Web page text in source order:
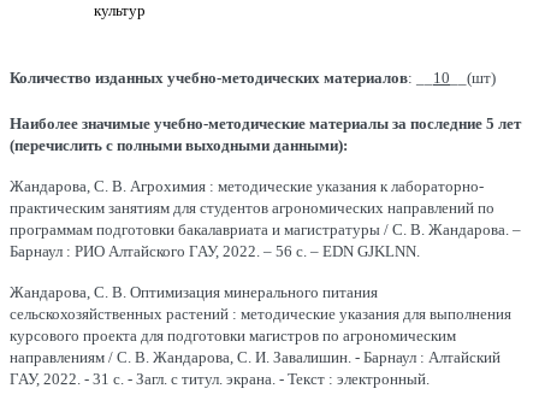
культур
Количество изданных учебно-методических материалов: __ 10 __(шт)
Наиболее значимые учебно-методические материалы за последние 5 лет
(перечислить с полными выходными данными):
Жандарова, С. В. Агрохимия : методические указания к лабораторно-
практическим занятиям для студентов агрономических направлений по
программам подготовки бакалавриата и магистратуры / С. В. Жандарова. –
Барнаул : РИО Алтайского ГАУ, 2022. – 56 с. – EDN GJKLNN.
Жандарова, С. В. Оптимизация минерального питания
сельскохозяйственных растений : методические указания для выполнения
курсового проекта для подготовки магистров по агрономическим
направлениям / С. В. Жандарова, С. И. Завалишин. - Барнаул : Алтайский
ГАУ, 2022. - 31 с. - Загл. с титул. экрана. - Текст : электронный.